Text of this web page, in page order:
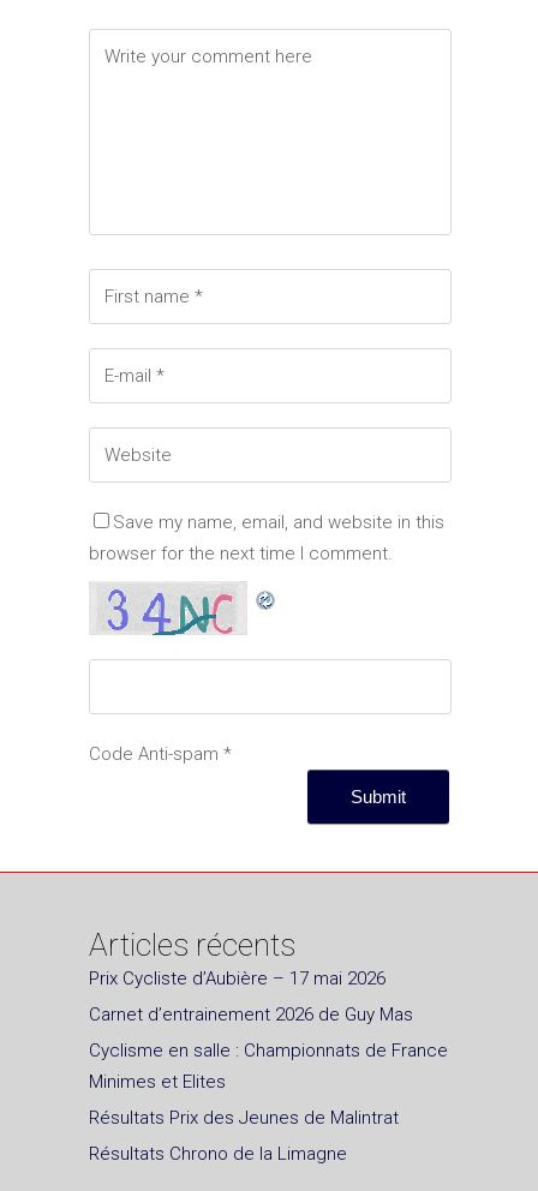
Save my name, email, and website in this
browser for the next time I comment.
Code Anti-spam *
Articles récents
Prix Cycliste d’Aubière – 17 mai 2026
Carnet d’entrainement 2026 de Guy Mas
Cyclisme en salle : Championnats de France
Minimes et Elites
Résultats Prix des Jeunes de Malintrat
Résultats Chrono de la Limagne